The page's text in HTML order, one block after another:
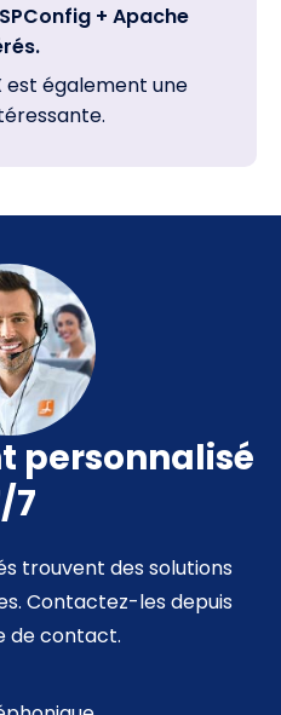
+ Apache
est également une
personnalisé
7
trouvent des solutions
Contactez-les depuis
de contact.